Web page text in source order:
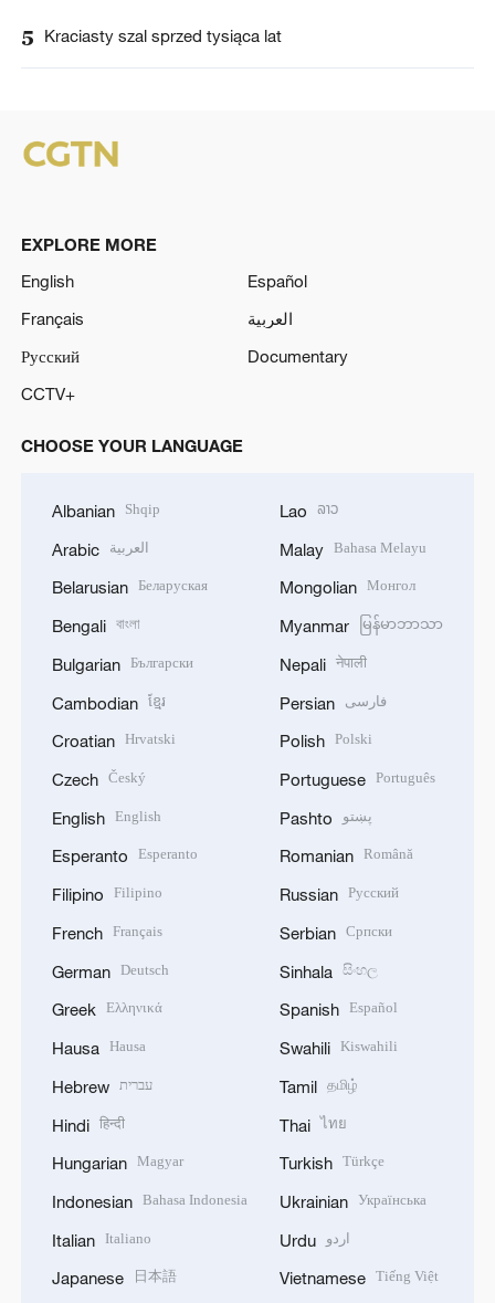
5 Kraciasty szal sprzed tysiąca lat
EXPLORE MORE
English
Español
Français
العربية
Русский
Documentary
CCTV+
CHOOSE YOUR LANGUAGE
Albanian Shqip
Arabic العربية
Belarusian Беларуская
Bengali বাংলা
Bulgarian Български
Cambodian ខ្មែរ
Croatian Hrvatski
Czech Český
English English
Esperanto Esperanto
Filipino Filipino
French Français
German Deutsch
Greek Ελληνικά
Hausa Hausa
Hebrew עברית
Hindi हिन्दी
Hungarian Magyar
Indonesian Bahasa Indonesia
Italian Italiano
Japanese 日本語
Lao ລາວ
Malay Bahasa Melayu
Mongolian Монгол
Myanmar မြန်မာဘာသာ
Nepali नेपाली
Persian فارسی
Polish Polski
Portuguese Português
Pashto پښتو
Romanian Română
Russian Русский
Serbian Српски
Sinhala සිංහල
Spanish Español
Swahili Kiswahili
Tamil தமிழ்
Thai ไทย
Turkish Türkçe
Ukrainian Українська
Urdu اردو
Vietnamese Tiếng Việt